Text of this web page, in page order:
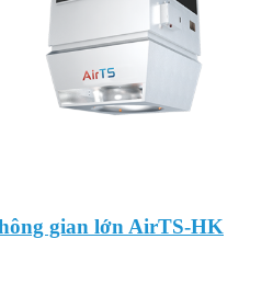
gian lớn AirTS-HK